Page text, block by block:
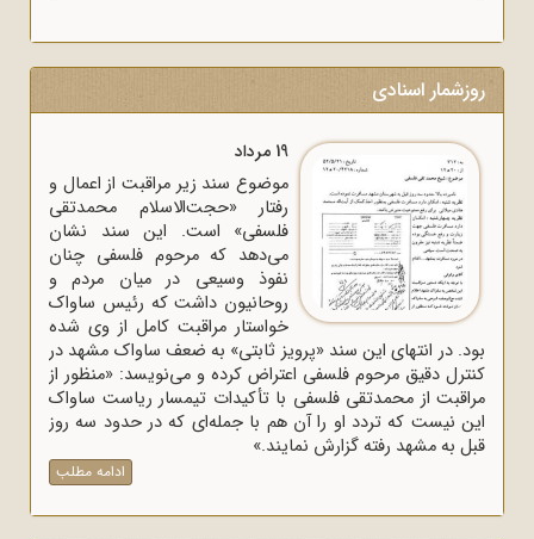
روزشمار اسنادی
19 مرداد
موضوع سند زیر مراقبت از اعمال و
رفتار «حجت‌الاسلام محمدتقی
فلسفی» است. این سند نشان
می‌دهد که مرحوم فلسفی چنان
نفوذ وسیعی در میان مردم و
روحانیون داشت که رئیس ساواک
خواستار مراقبت کامل از وی شده
بود. در انتهای این سند «پرویز ثابتی» به ضعف ساواک مشهد در
کنترل دقیق مرحوم فلسفی اعتراض کرده و می‌نویسد: «منظور از
مراقبت از محمدتقی فلسفی با تأکیدات تیمسار ریاست ساواک
این نیست که تردد او را آن هم با جمله‌ای که در حدود سه روز
قبل به مشهد رفته گزارش نمایند.»
ادامه مطلب